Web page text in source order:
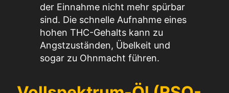
der Einnahme nicht mehr spürbar
sind. Die schnelle Aufnahme eines
hohen THC-Gehalts kann zu
Angstzuständen, Übelkeit und
sogar zu Ohnmacht führen.